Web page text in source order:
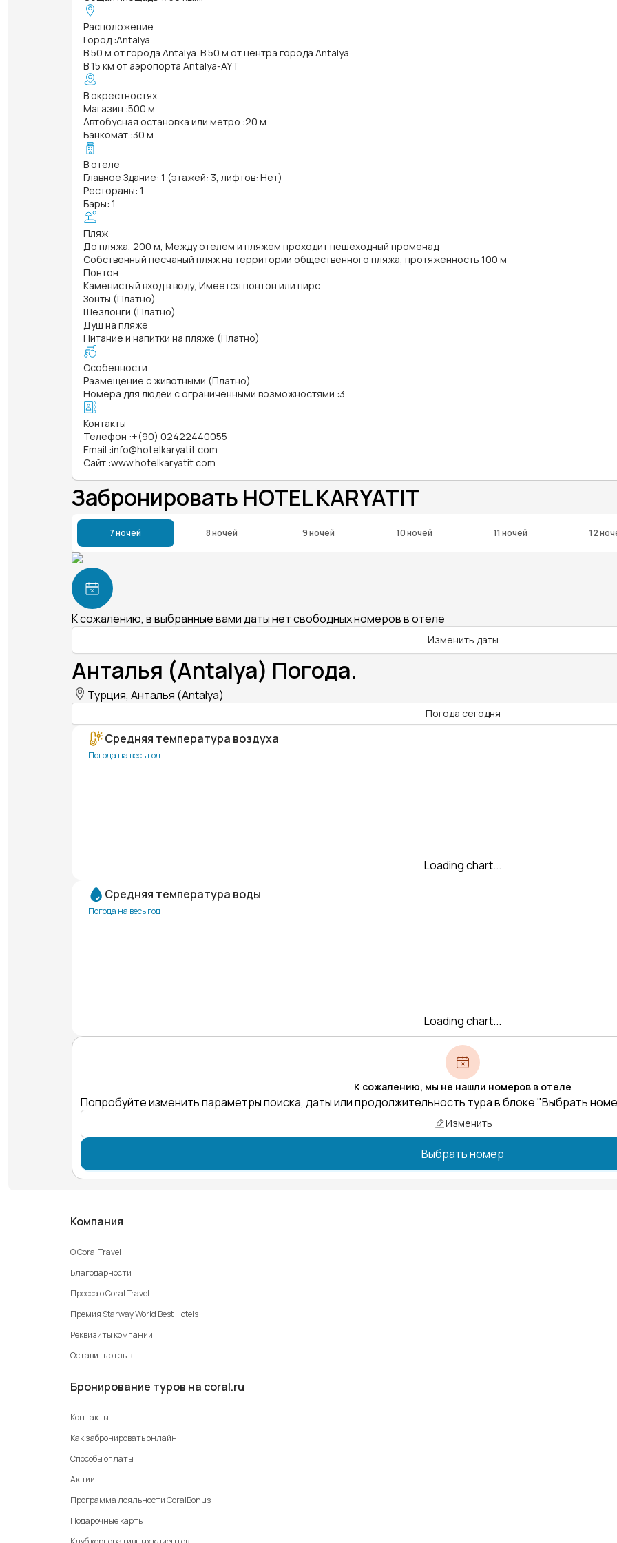
Расположение
Город :Antalya
В 50 м от города Antalya. В 50 м от центра города Antalya
В 15 км от аэропорта Antalya-AYT
В окрестностях
Магазин :500 м
Автобусная остановка или метро :20 м
Банкомат :30 м
В отеле
Главное Здание: 1 (этажей: 3, лифтов: Нет)
Рестораны: 1
Бары: 1
Пляж
До пляжа, 200 м, Между отелем и пляжем проходит пешеходный променад
Собственный песчаный пляж на территории общественного пляжа, протяженность 100 м
Понтон
Каменистый вход в воду, Имеется понтон или пирс
Зонты (Платно)
Шезлонги (Платно)
Душ на пляже
Питание и напитки на пляже (Платно)
Особенности
Размещение с животными (Платно)
Номера для людей с ограниченными возможностями :3
Контакты
Телефон :+(90) 02422440055
Email :info@hotelkaryatit.com
Сайт :www.hotelkaryatit.com
Забронировать HOTEL KARYATIT
7 ночей 8 ночей 9 ночей 10 ночей 11 ночей 12
К сожалению, в выбранные вами даты нет свободных номеров в отеле
Изменить даты
Анталья (Antalya) Погода.
Турция, Анталья (Antalya)
Погода сегодня
Средняя температура воздуха
Погода на весь год
Loading chart...
Средняя температура воды
Погода на весь год
Loading chart...
К сожалению, мы не нашли номеров в отеле
Попробуйте изменить параметры поиска, даты или продолжительность тура в блоке "Выбрать
Изменить
Выбрать номер
Компания
О Coral Travel
Благодарности
Пресса о Coral Travel
Премия Starway World Best Hotels
Реквизиты компаний
Оставить отзыв
Бронирование туров на coral.ru
Контакты
Как забронировать онлайн
Способы оплаты
Акции
Программа лояльности CoralBonus
Подарочные карты